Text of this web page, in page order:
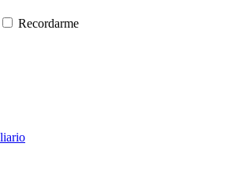
Recordarme